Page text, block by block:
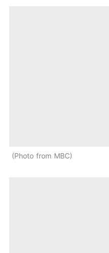
Photo from MBC